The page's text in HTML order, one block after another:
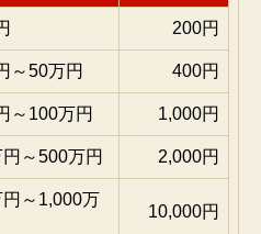
200円
～50万円 400円
～100万円 1,000円
～500万円 2,000円
～1,000万
10,000円